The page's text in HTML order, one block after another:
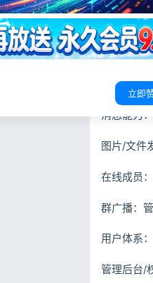
多房间：
房间权限
实时聊天
消息能力
图片/文件
在线成员
群广播：
用户体系
管理后台/
立即